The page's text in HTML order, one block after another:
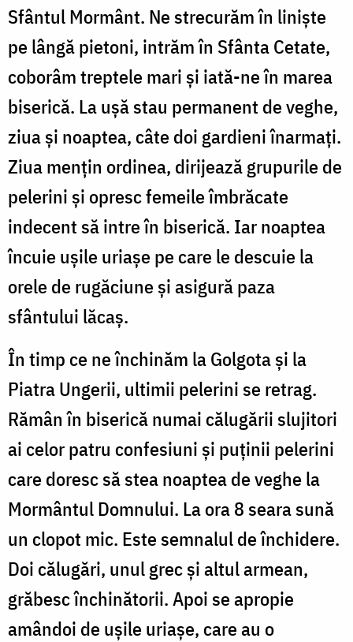
Sfântul Mormânt. Ne strecurăm în liniște
pe lângă pietoni, intrăm în Sfânta Cetate,
coborâm treptele mari și iată-ne în marea
biserică. La ușă stau permanent de veghe,
ziua și noaptea, câte doi gardieni înarmați.
Ziua mențin ordinea, dirijează grupurile de
pelerini și opresc femeile îmbrăcate
indecent să intre în biserică. Iar noaptea
încuie ușile uriașe pe care le descuie la
orele de rugăciune și asigură paza
sfântului lăcaș.
În timp ce ne închinăm la Golgota și la
Piatra Ungerii, ultimii pelerini se retrag.
Rămân în biserică numai călugării slujitori
ai celor patru confesiuni și puținii pelerini
care doresc să stea noaptea de veghe la
Mormântul Domnului. La ora 8 seara sună
un clopot mic. Este semnalul de închidere.
Doi călugări, unul grec și altul armean,
grăbesc închinătorii. Apoi se apropie
amândoi de ușile uriașe, care au o